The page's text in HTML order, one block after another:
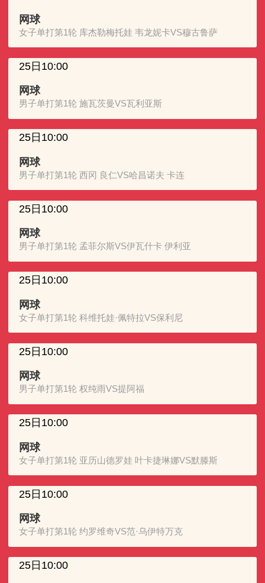
网球
女子单打第1轮 库杰勒梅托娃 韦龙妮卡VS穆古鲁萨
25日10:00
网球
男子单打第1轮 施瓦茨曼VS瓦利亚斯
25日10:00
网球
男子单打第1轮 西冈 良仁VS哈昌诺夫 卡连
25日10:00
网球
男子单打第1轮 孟菲尔斯VS伊瓦什卡 伊利亚
25日10:00
网球
女子单打第1轮 科维托娃·佩特拉VS保利尼
25日10:00
网球
男子单打第1轮 权纯雨VS提阿福
25日10:00
网球
女子单打第1轮 亚历山德罗娃 叶卡捷琳娜VS默滕斯
25日10:00
网球
女子单打第1轮 约罗维奇VS范·乌伊特万克
25日10:00